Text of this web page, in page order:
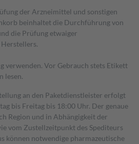
der Arzneimittel und sonstigen
beinhaltet die Durchführung von
die Prüfung etwaiger
verwenden. Vor Gebrauch stets Etikett
lesen.
an den Paketdienstleister erfolgt
bis Freitag bis 18:00 Uhr. Der genaue
Region und in Abhängigkeit der
vom Zustellzeitpunkt des Spediteurs
können notwendige pharmazeutische